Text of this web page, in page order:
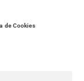
de Cookies